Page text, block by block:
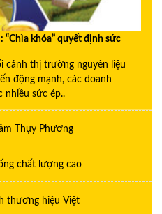
khóa” quyết định sức
cảnh thị trường nguyên liệu
động mạnh, các doanh
nhiều sức ép..
Thụy Phương
chất lượng cao
thương hiệu Việt